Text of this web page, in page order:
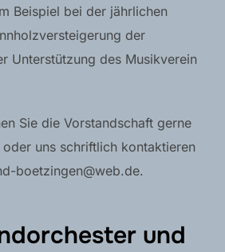
Beispiel bei der jährlichen
der
Unterstützung des Musikverein
Sie die Vorstandschaft gerne
uns schriftlich kontaktieren
boetzingen@web.de.
und